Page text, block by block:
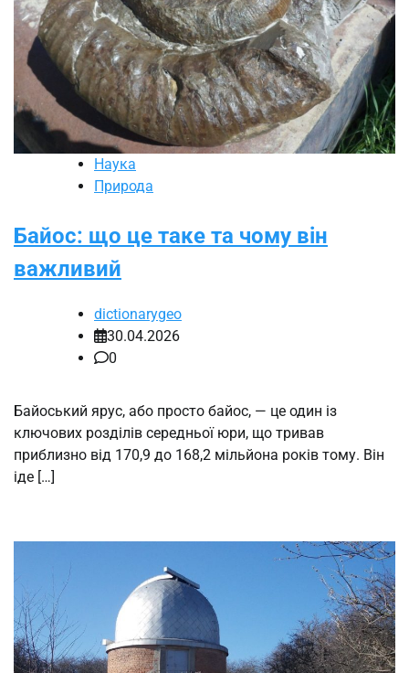
Наука
Природа
Байос: що це таке та чому він
важливий
dictionarygeo
30.04.2026
0
Байоський ярус, або просто байос, — це один із
ключових розділів середньої юри, що тривав
приблизно від 170,9 до 168,2 мільйона років тому. Він
іде […]